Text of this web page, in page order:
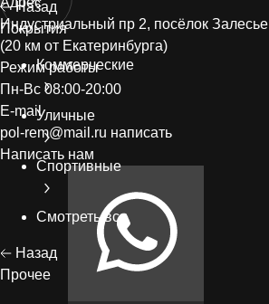
Назад
Покрытия
Коммерческие
Уличные
Спортивные
Смотреть все
Назад
Прочее
Индустриальный пр 2, посёлок Залесье
(20 км от Екатеринбурга)
Режим работы
Пн-Вс 08:00-20:00
E-mail
pol-rem@mail.ru написать
Написать нам